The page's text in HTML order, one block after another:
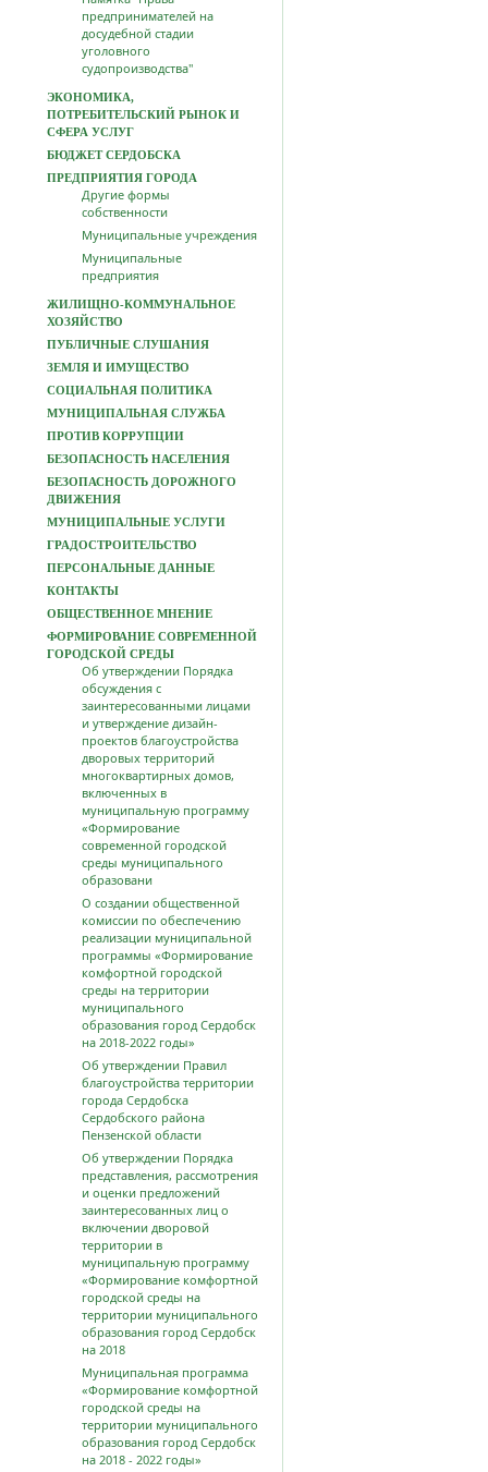
предпринимателей на
досудебной стадии
уголовного
судопроизводства"
ЭКОНОМИКА,
ПОТРЕБИТЕЛЬСКИЙ РЫНОК И
СФЕРА УСЛУГ
БЮДЖЕТ СЕРДОБСКА
ПРЕДПРИЯТИЯ ГОРОДА
Другие формы
собственности
Муниципальные учреждения
Муниципальные
предприятия
ЖИЛИЩНО-КОММУНАЛЬНОЕ
ХОЗЯЙСТВО
ПУБЛИЧНЫЕ СЛУШАНИЯ
ЗЕМЛЯ И ИМУЩЕСТВО
СОЦИАЛЬНАЯ ПОЛИТИКА
МУНИЦИПАЛЬНАЯ СЛУЖБА
ПРОТИВ КОРРУПЦИИ
БЕЗОПАСНОСТЬ НАСЕЛЕНИЯ
БЕЗОПАСНОСТЬ ДОРОЖНОГО
ДВИЖЕНИЯ
МУНИЦИПАЛЬНЫЕ УСЛУГИ
ГРАДОСТРОИТЕЛЬСТВО
ПЕРСОНАЛЬНЫЕ ДАННЫЕ
КОНТАКТЫ
ОБЩЕСТВЕННОЕ МНЕНИЕ
ФОРМИРОВАНИЕ СОВРЕМЕННОЙ
ГОРОДСКОЙ СРЕДЫ
Об утверждении Порядка
обсуждения с
заинтересованными лицами
и утверждение дизайн-
проектов благоустройства
дворовых территорий
многоквартирных домов,
включенных в
муниципальную программу
«Формирование
современной городской
среды муниципального
образовани
О создании общественной
комиссии по обеспечению
реализации муниципальной
программы «Формирование
комфортной городской
среды на территории
муниципального
образования город Сердобск
на 2018-2022 годы»
Об утверждении Правил
благоустройства территории
города Сердобска
Сердобского района
Пензенской области
Об утверждении Порядка
представления, рассмотрения
и оценки предложений
заинтересованных лиц о
включении дворовой
территории в
муниципальную программу
«Формирование комфортной
городской среды на
территории муниципального
образования город Сердобск
на 2018
Муниципальная программа
«Формирование комфортной
городской среды на
территории муниципального
образования город Сердобск
на 2018 - 2022 годы»